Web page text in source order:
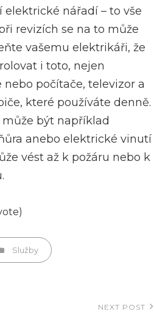
elektrické nářadí – to vše
revizích se na to může
vašemu elektrikáři, že
i toto, nejen
počítače, televizor a
které používáte denně.
být například
anebo elektrické vinutí
vést až k požáru nebo k
Služby
NEXT POST